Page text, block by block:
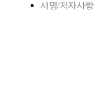
서명/저자사항